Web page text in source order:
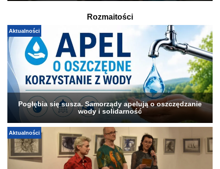
Rozmaitości
Aktualności
Pogłębia się susza. Samorządy apelują o oszczędzanie
wody i solidarność
Aktualności